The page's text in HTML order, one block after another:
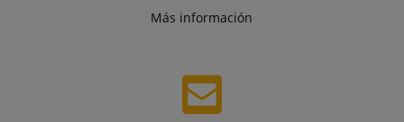
Más información